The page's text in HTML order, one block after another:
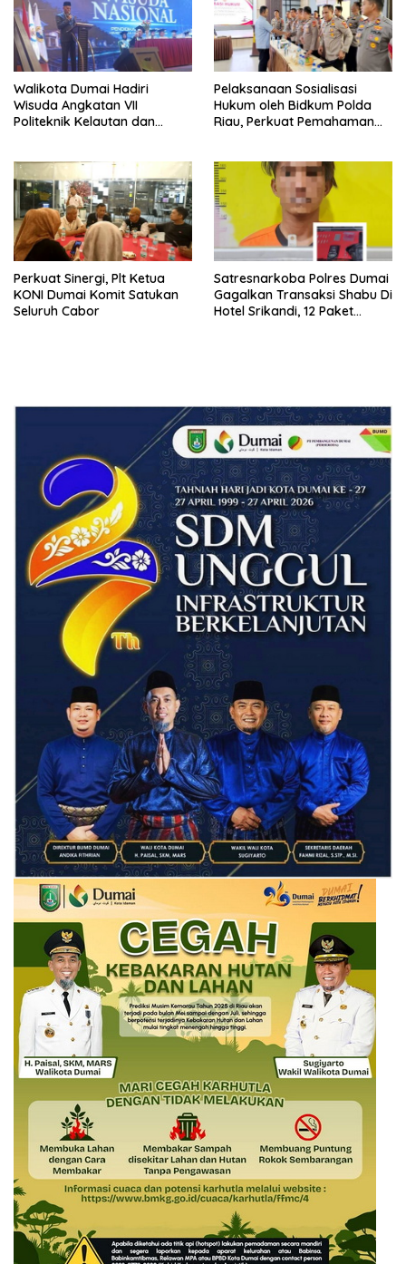
Walikota Dumai Hadiri
Wisuda Angkatan VII
Politeknik Kelautan dan
Pelaksanaan Sosialisasi
Hukum oleh Bidkum Polda
Riau, Perkuat Pemahaman
Perubahan UU Kepolisian
Perkuat Sinergi, Plt Ketua
KONI Dumai Komit Satukan
Seluruh Cabor
Satresnarkoba Polres Dumai
Gagalkan Transaksi Shabu Di
Hotel Srikandi, 12 Paket